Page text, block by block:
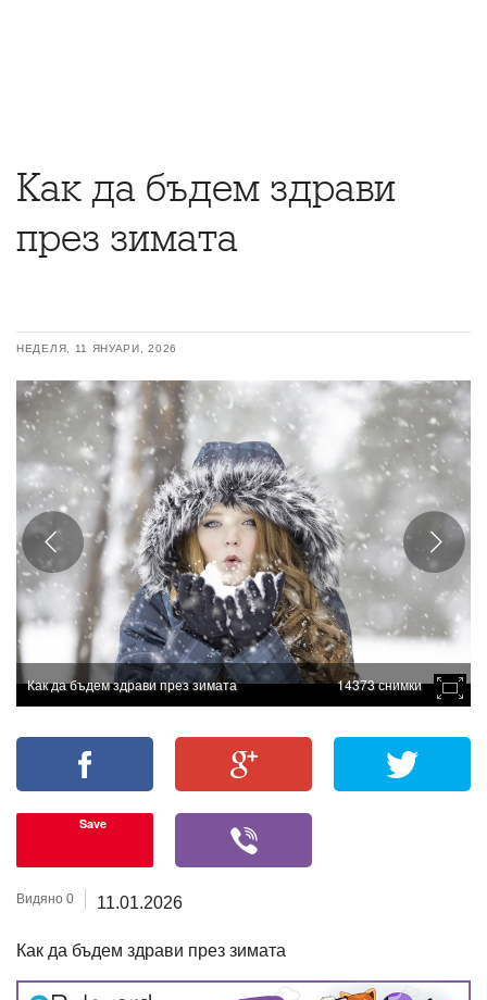
Как да бъдем здрави
през зимата
НЕДЕЛЯ, 11 ЯНУАРИ, 2026
Как да бъдем здрави през зимата 14373 снимки
Save
Видяно 0 11.01.2026
Как да бъдем здрави през зимата